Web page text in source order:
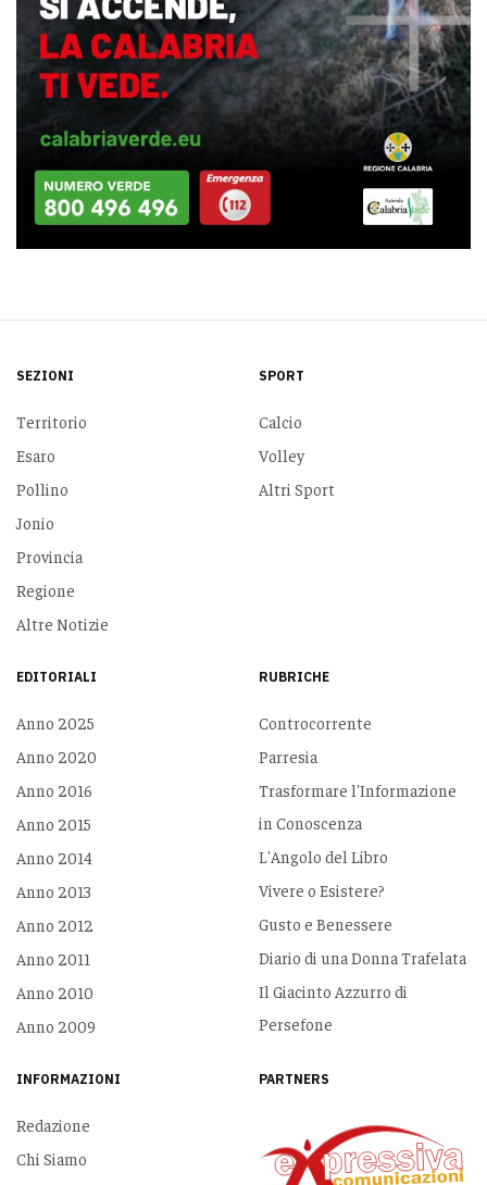
SEZIONI
Territorio
Esaro
Pollino
Jonio
Provincia
Regione
Altre Notizie
SPORT
Calcio
Volley
Altri Sport
EDITORIALI
Anno 2025
Anno 2020
Anno 2016
Anno 2015
Anno 2014
Anno 2013
Anno 2012
Anno 2011
Anno 2010
Anno 2009
RUBRICHE
Controcorrente
Parresia
Trasformare l'Informazione
in Conoscenza
L'Angolo del Libro
Vivere o Esistere?
Gusto e Benessere
Diario di una Donna Trafelata
Il Giacinto Azzurro di
Persefone
INFORMAZIONI
Redazione
Chi Siamo
PARTNERS